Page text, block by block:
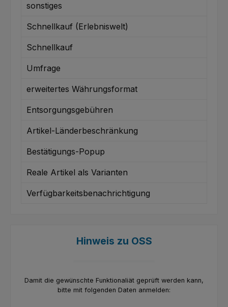
sonstiges
Schnellkauf (Erlebniswelt)
Schnellkauf
Umfrage
erweitertes Währungsformat
Entsorgungsgebühren
Artikel-Länderbeschränkung
Bestätigungs-Popup
Reale Artikel als Varianten
Verfügbarkeitsbenachrichtigung
Hinweis zu OSS
Damit die gewünschte Funktionaliät geprüft werden kann,
bitte mit folgenden Daten anmelden: